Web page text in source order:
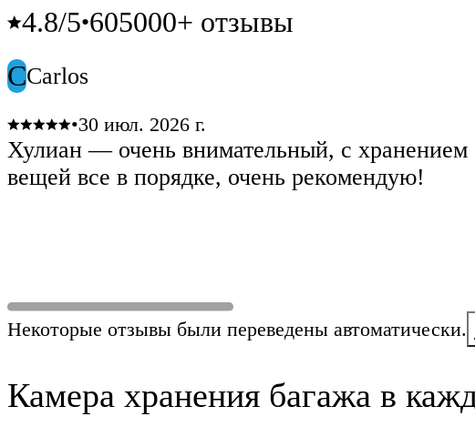
4.8/5•605000+ отзывы
CCarlos
•30 июл. 2026 г.
Хулиан — очень внимательный, с хранением
вещей все в порядке, очень рекомендую!
Некоторые отзывы были переведены автоматически.
Камера хранения багажа в